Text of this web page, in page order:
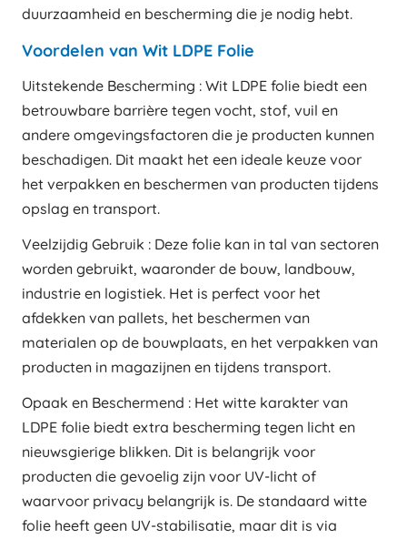
duurzaamheid en bescherming die je nodig hebt.
Voordelen van Wit LDPE Folie
Uitstekende Bescherming : Wit LDPE folie biedt een
betrouwbare barrière tegen vocht, stof, vuil en
andere omgevingsfactoren die je producten kunnen
beschadigen. Dit maakt het een ideale keuze voor
het verpakken en beschermen van producten tijdens
opslag en transport.
Veelzijdig Gebruik : Deze folie kan in tal van sectoren
worden gebruikt, waaronder de bouw, landbouw,
industrie en logistiek. Het is perfect voor het
afdekken van pallets, het beschermen van
materialen op de bouwplaats, en het verpakken van
producten in magazijnen en tijdens transport.
Opaak en Beschermend : Het witte karakter van
LDPE folie biedt extra bescherming tegen licht en
nieuwsgierige blikken. Dit is belangrijk voor
producten die gevoelig zijn voor UV-licht of
waarvoor privacy belangrijk is. De standaard witte
folie heeft geen UV-stabilisatie, maar dit is via